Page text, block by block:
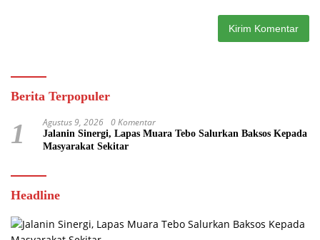
Berita Terpopuler
1 Agustus 9, 2026 0 Komentar
Jalanin Sinergi, Lapas Muara Tebo Salurkan Baksos Kepada
Masyarakat Sekitar
Headline